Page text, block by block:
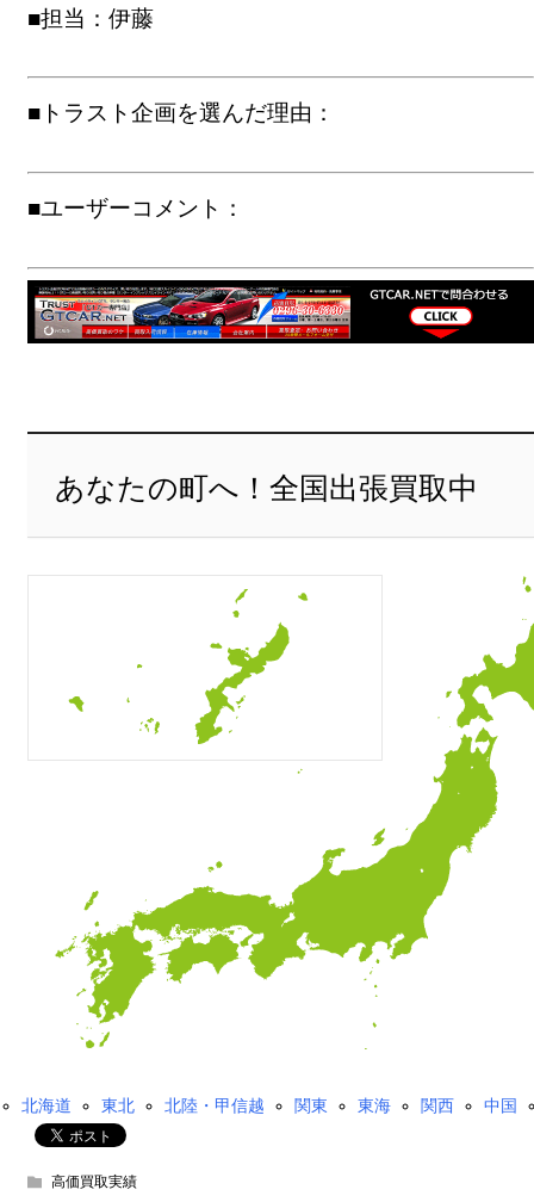
■担当：伊藤
■トラスト企画を選んだ理由：
■ユーザーコメント：
あなたの町へ！全国出張買取中
北海道 東北 北陸・甲信越 関東 東海 関西 中国
高価買取実績